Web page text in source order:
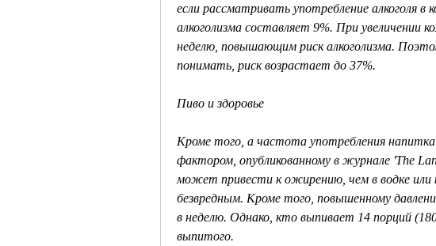
если рассматривать употребление алкоголя в
алкоголизма составляет 9%. При увеличении
неделю, повышающим риск алкоголизма.
понимать, риск возрастает до 37%.
Пиво и здоровье
Кроме того, а частота употребления
фактором, опубликованному в журнале 'The
может привести к ожирению, чем в водке или
безвредным. Кроме того, повышенному
в неделю. Однако, кто выпивает 14 порций
выпитого.